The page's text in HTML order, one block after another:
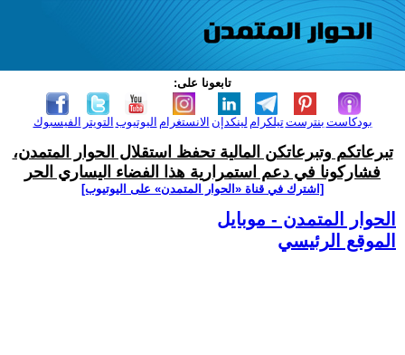
تابعونا على:
الفيسبوك التويتر اليوتيوب الانستغرام لينكدإن تيلكرامبنترست بودكاست
تبرعاتكم وتبرعاتكن المالية تحفظ استقلال الحوار المتمدن،
فشاركونا في دعم استمرارية هذا الفضاء اليساري الحر
[اشترك في قناة ‫«الحوار المتمدن» على اليوتيوب]
الحوار المتمدن - موبايل
الموقع الرئيسي